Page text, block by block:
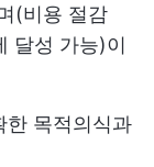
(비용 절감
달성 가능)이
한 목적의식과